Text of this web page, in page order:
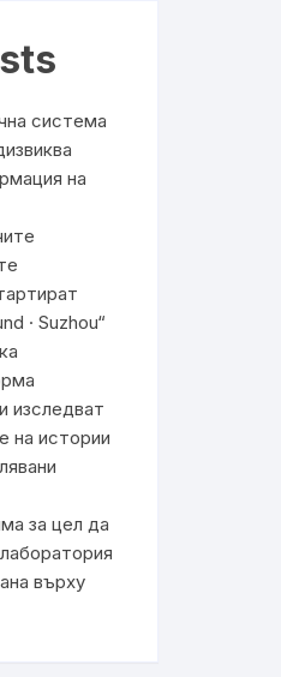
система
на
· Suzhou“
изследват
на истории
за цел да
върху